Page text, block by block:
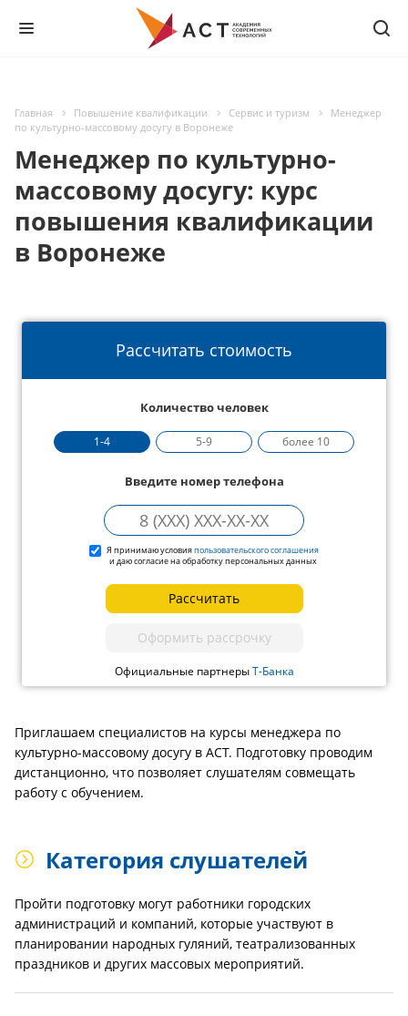
Главная Повышение квалификации Сервис и туризм
Менеджер
по культурно-массовому досугу в Воронеже
Менеджер по культурно-
массовому досугу: курс
повышения квалификации
в Воронеже
Рассчитать стоимость
Количество человек
1-4 5-9 более 10
Введите номер телефона
Я принимаю условияпользовательского соглашения
и даю согласие на обработку персональных данных
Рассчитать
Оформить рассрочку
Официальные партнерыТ-Банка
Приглашаем специалистов на курсы менеджера по
культурно-массовому досугу в АСТ. Подготовку проводим
дистанционно, что позволяет слушателям совмещать
работу с обучением.
Категория слушателей
Пройти подготовку могут работники городских
администраций и компаний, которые участвуют в
планировании народных гуляний, театрализованных
праздников и других массовых мероприятий.